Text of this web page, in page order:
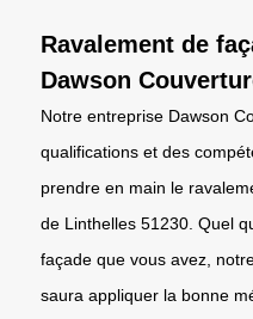
Ravalement de
Dawson
Notre entreprise Dawson
qualifications et des
prendre en main le
de Linthelles 51230. Quel
façade que vous avez,
saura appliquer la bonne